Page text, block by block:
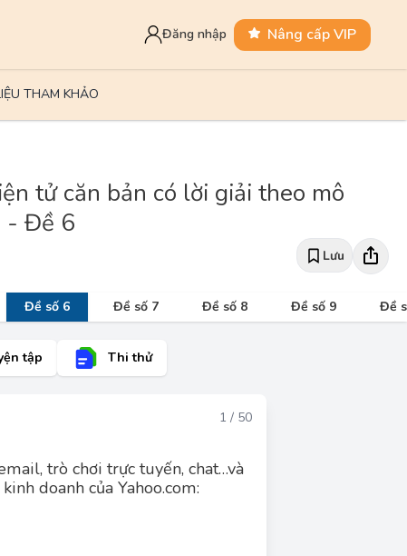
Đăng nhập Nâng cấp VIP
THAM KHẢO
tử căn bản có lời giải theo mô
- Đề 6
Lưu
Đề số 6 Đề số 7 Đề số 8 Đề số 9 Đề
tập Thi thử
1 / 50
trò chơi trực tuyến, chat…và
doanh của Yahoo.com: